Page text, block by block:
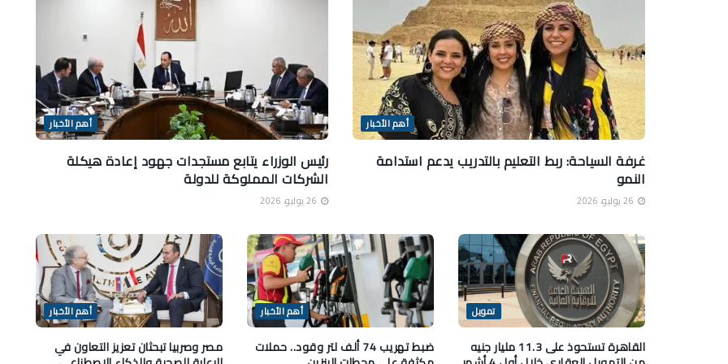
أهم الأخبار
غرفة السياحة: ربط التعليم بالتدريب يدعم استدامة
النمو
أهم الأخبار
رئيس الوزراء يتابع مستجدات جهود إعادة هيكلة
الشركات المملوكة للدولة
تمويل
القاهرة تستحوذ على 11.3 مليار جنيه
أهم الأخبار
ضبط تهريب 74 ألف لتر وقود.. حملات
أهم الأخبار
مصر وصربيا تبحثان تعزيز التعاون في